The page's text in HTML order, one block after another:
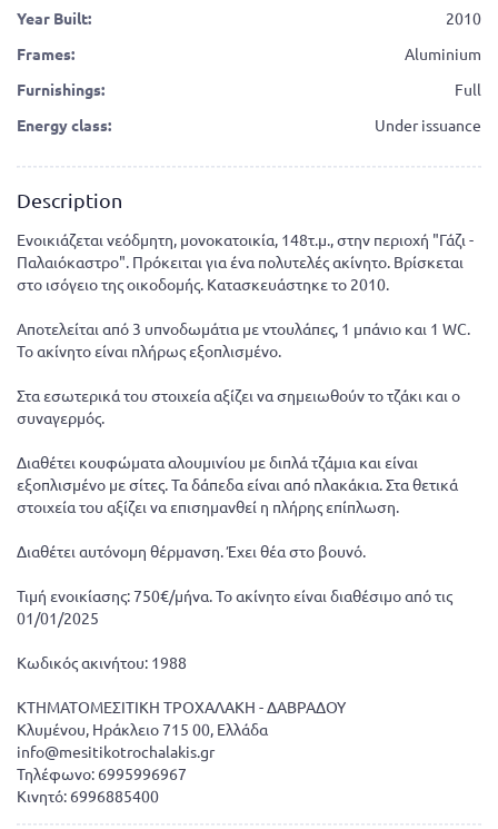
Year Built:
2010
Frames:
Aluminium
Furnishings:
Full
Energy class:
Under issuance
Description
Ενοικιάζεται νεόδμητη, μονοκατοικία, 148τ.μ., στην περιοχή "Γάζι -
Παλαιόκαστρο". Πρόκειται για ένα πολυτελές ακίνητο. Βρίσκεται
στο ισόγειο της οικοδομής. Κατασκευάστηκε το 2010.
Αποτελείται από 3 υπνοδωμάτια με ντουλάπες, 1 μπάνιο και 1 WC.
Το ακίνητο είναι πλήρως εξοπλισμένο.
Στα εσωτερικά του στοιχεία αξίζει να σημειωθούν το τζάκι και ο
συναγερμός.
Διαθέτει κουφώματα αλουμινίου με διπλά τζάμια και είναι
εξοπλισμένο με σίτες. Τα δάπεδα είναι από πλακάκια. Στα θετικά
στοιχεία του αξίζει να επισημανθεί η πλήρης επίπλωση.
Διαθέτει αυτόνομη θέρμανση. Έχει θέα στο βουνό.
Τιμή ενοικίασης: 750€/μήνα. Το ακίνητο είναι διαθέσιμο από τις
01/01/2025
Κωδικός ακινήτου: 1988
ΚΤΗΜΑΤΟΜΕΣΙΤΙΚΗ ΤΡΟΧΑΛΑΚΗ - ΔΑΒΡΑΔΟΥ
Κλυμένου, Ηράκλειο 715 00, Ελλάδα
info@mesitikotrochalakis.gr
Τηλέφωνο: 6995996967
Κινητό: 6996885400